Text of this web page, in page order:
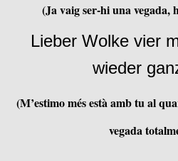
(Ja vaig ser-hi una vegada,
Lieber Wolke vier
wieder
(M’estimo més està amb tu al
vegada